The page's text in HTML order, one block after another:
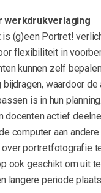
werkdrukverlaging
(g)een Portret!
flexibiliteit in
kunnen zelf
waardoor
is in hun
docenten actief
computer aan
portretfotografie
ook geschikt om uit
langere periode